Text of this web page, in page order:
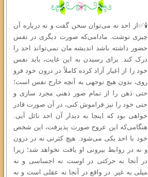
🕯✅از احد نه می‌توان سخن گفت و نه درباره آن
چیزی نوشت. مادامی‌که صورت دیگری در نفس
حضور داشته باشد اندیشه‌ مان نمی‌تواند احد را
درک کند. برای رسیدن به این غایت، باید نفس
خود را از اغیار آزاد کرده کاملاً در درون خود فرو
روی، بدون هیچ توجهی به آنچه خارج نفس است؛
حتى ذهن را از تمام صور ذهنی مجرد سازی و
حتی خود را نیز فراموش کنی، در آن صورت قادر
خواهی بود که اینجا به دیدار آن احد نائل آیی.
هنگامی‌که این عروج صورت پذیرفت، این شخص
خود با احد یکی می‌شود. هیچ کثرتی نه در درون
و نه در روابط بیرونی او یافت نخواهد شد؛ زیرا
در آنجا نه حرکتی در اوست نه احساسی و نه
میلی به غیر. در واقع در آنجا نه عقلی است و نه